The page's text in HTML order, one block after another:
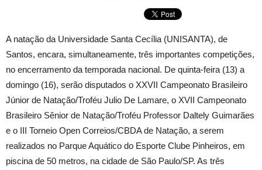
A natação da Universidade Santa Cecília (UNISANTA), de
Santos, encara, simultaneamente, três importantes competições,
no encerramento da temporada nacional. De quinta-feira (13) a
domingo (16), serão disputados o XXVII Campeonato Brasileiro
Júnior de Natação/Troféu Julio De Lamare, o XVII Campeonato
Brasileiro Sênior de Natação/Troféu Professor Daltely Guimarães
e o III Torneio Open Correios/CBDA de Natação, a serem
realizados no Parque Aquático do Esporte Clube Pinheiros, em
piscina de 50 metros, na cidade de São Paulo/SP. As três